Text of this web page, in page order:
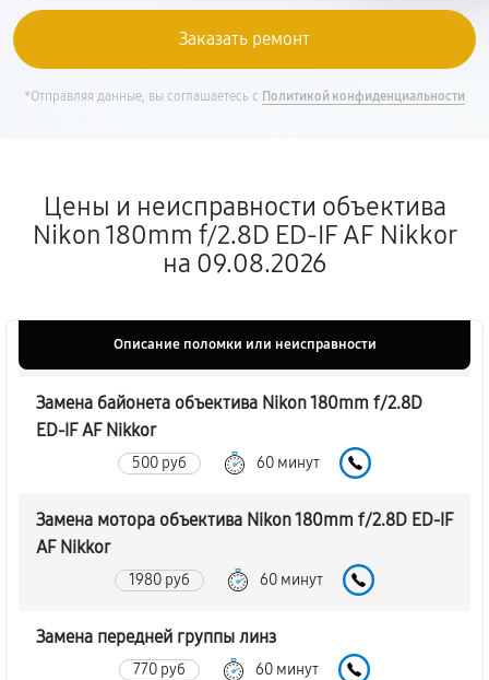
*Отправляя данные, вы соглашаетесь с Политикой конфиденциальности
Цены и неисправности объектива
Nikon 180mm f/2.8D ED-IF AF Nikkor
на 09.08.2026
Описание поломки или неисправности
Замена байонета объектива Nikon 180mm f/2.8D
ED-IF AF Nikkor
500 руб 60 минут
Замена мотора объектива Nikon 180mm f/2.8D ED-IF
AF Nikkor
1980 руб 60 минут
Замена передней группы линз
770 руб 60 минут